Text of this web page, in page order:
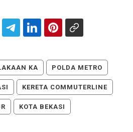
KA POLDA METRO
KERETA COMMUTERLINE
KOTA BEKASI